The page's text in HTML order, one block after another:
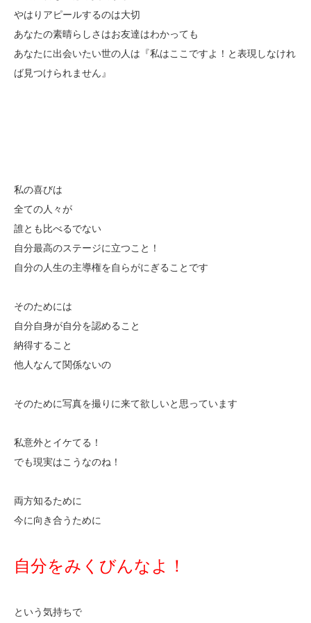
やはりアピールするのは大切
あなたの素晴らしさはお友達はわかっても
あなたに出会いたい世の人は『私はここですよ！と表現しなけれ
ば見つけられません』
私の喜びは
全ての人々が
誰とも比べるでない
自分最高のステージに立つこと！
自分の人生の主導権を自らがにぎることです
そのためには
自分自身が自分を認めること
納得すること
他人なんて関係ないの
そのために写真を撮りに来て欲しいと思っています
私意外とイケてる！
でも現実はこうなのね！
両方知るために
今に向き合うために
自分をみくびんなよ！
という気持ちで